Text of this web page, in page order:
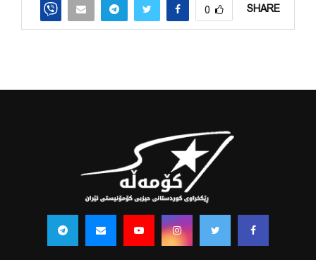
SHARE
0